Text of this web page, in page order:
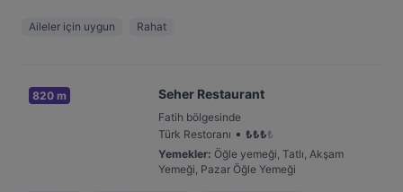
Aileler için uygun Rahat
820 m Seher Restaurant
Fatih bölgesinde
Türk Restoranı • ₺₺₺₺
Yemekler: Öğle yemeği, Tatlı, Akşam
Yemeği, Pazar Öğle Yemeği